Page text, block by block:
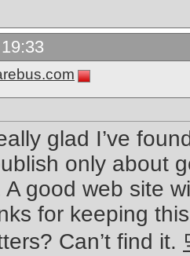
glad I’ve
only about
good web site
for keeping
Can’t find it.